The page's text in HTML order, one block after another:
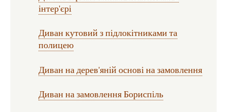
інтер'єрі
Диван кутовий з підлокітниками та
полицею
Диван на дерев'яній основі на замовлення
Диван на замовлення Бориспіль